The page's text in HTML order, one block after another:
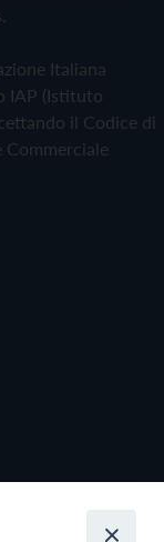
Italiana
IAP (Istituto
il Codice di
Commerciale